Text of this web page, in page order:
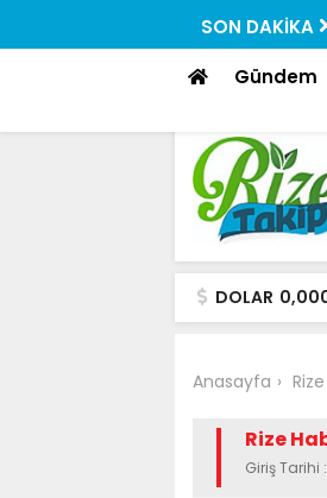
SON DAKİKA
“Rizedesin” Yayında
Gündem
DOLAR
Anasayfa
Rize
Giriş Tarihi